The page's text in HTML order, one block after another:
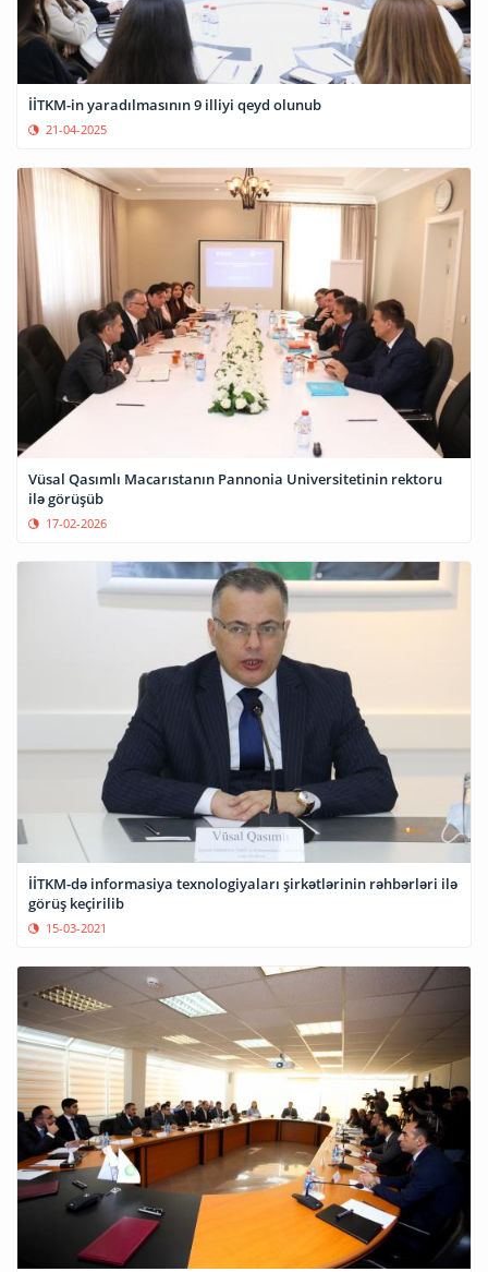
İİTKM-in yaradılmasının 9 illiyi qeyd olunub
21-04-2025
Vüsal Qasımlı Macarıstanın Pannonia Universitetinin rektoru
ilə görüşüb
17-02-2026
İİTKM-də informasiya texnologiyaları şirkətlərinin rəhbərləri ilə
görüş keçirilib
15-03-2021